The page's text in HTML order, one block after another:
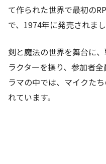
て作られた世界で最初の
で、1974年に発売されまし
剣と魔法の世界を舞台に
ラクターを操り、参加者
ラマの中では、マイクた
れています。